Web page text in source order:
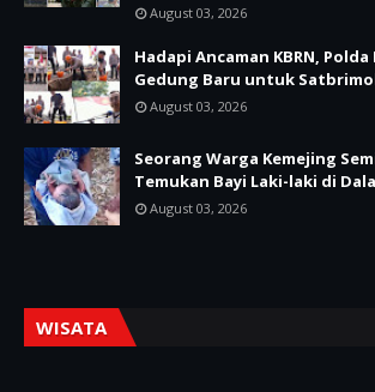
August 03, 2026
Hadapi Ancaman KBRN,
Gedung Baru untuk
August 03, 2026
Seorang Warga Kemejing
Temukan Bayi Laki-laki di
August 03, 2026
WISATA